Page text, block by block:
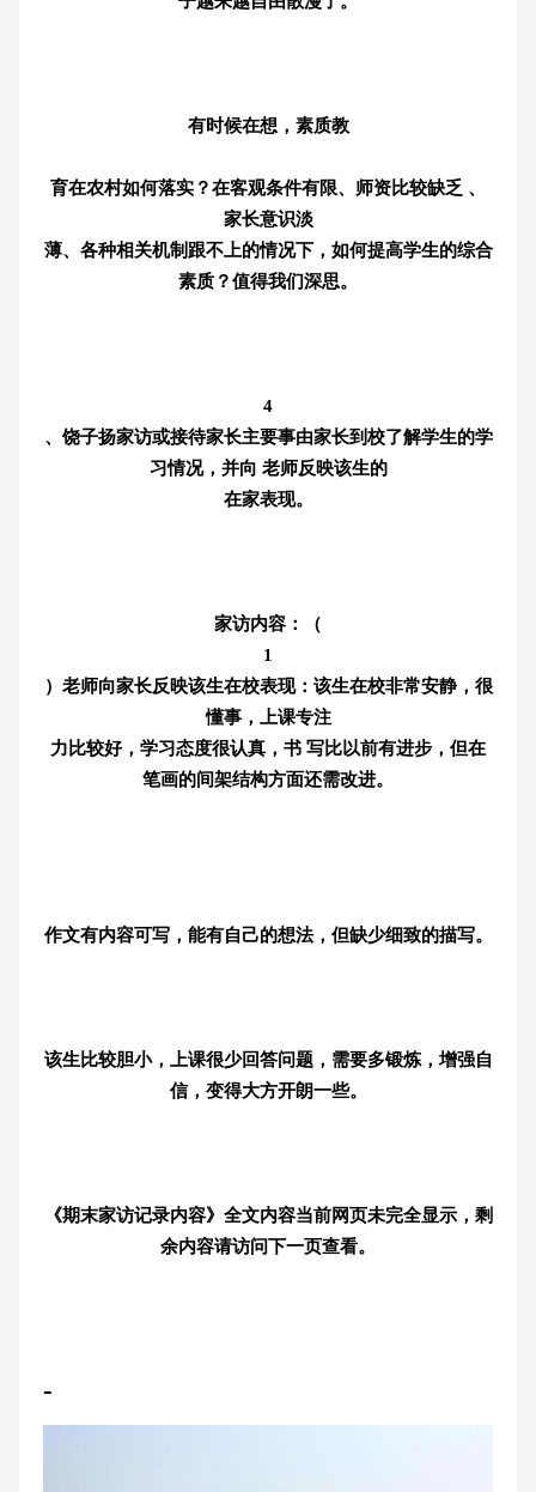
有时候在想，素质教
育在农村如何落实？在客观条件有限、师资比较缺乏 、
家长意识淡
薄、各种相关机制跟不上的情况下，如何提高学生的综合
素质？值得我们深思。
4
、饶子扬家访或接待家长主要事由家长到校了解学生的学
习情况，并向 老师反映该生的
在家表现。
家访内容：（
1
）老师向家长反映该生在校表现：该生在校非常安静，很
懂事，上课专注
力比较好，学习态度很认真，书 写比以前有进步，但在
笔画的间架结构方面还需改进。
作文有内容可写，能有自己的想法，但缺少细致的描写。
该生比较胆小，上课很少回答问题，需要多锻炼，增强自
信，变得大方开朗一些。
《期末家访记录内容》全文内容当前网页未完全显示，剩
余内容请访问下一页查看。
-